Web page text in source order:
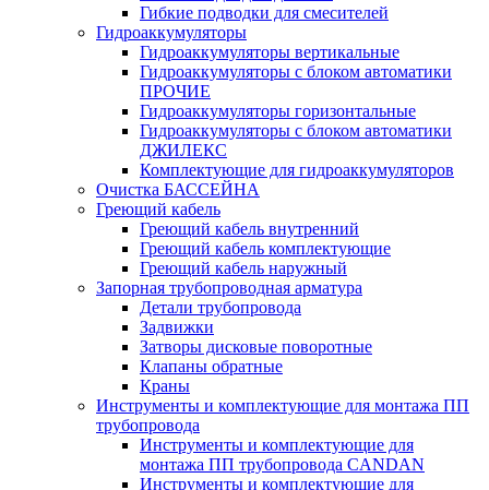
Гибкие подводки для смесителей
Гидроаккумуляторы
Гидроаккумуляторы вертикальные
Гидроаккумуляторы с блоком автоматики
ПРОЧИЕ
Гидроаккумуляторы горизонтальные
Гидроаккумуляторы с блоком автоматики
ДЖИЛЕКС
Комплектующие для гидроаккумуляторов
Очистка БАССЕЙНА
Греющий кабель
Греющий кабель внутренний
Греющий кабель комплектующие
Греющий кабель наружный
Запорная трубопроводная арматура
Детали трубопровода
Задвижки
Затворы дисковые поворотные
Клапаны обратные
Краны
Инструменты и комплектующие для монтажа ПП
трубопровода
Инструменты и комплектующие для
монтажа ПП трубопровода CANDAN
Инструменты и комплектующие для